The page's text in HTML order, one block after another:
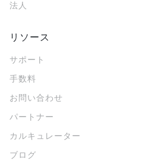
法人
リソース
サポート
手数料
お問い合わせ
パートナー
カルキュレーター
ブログ